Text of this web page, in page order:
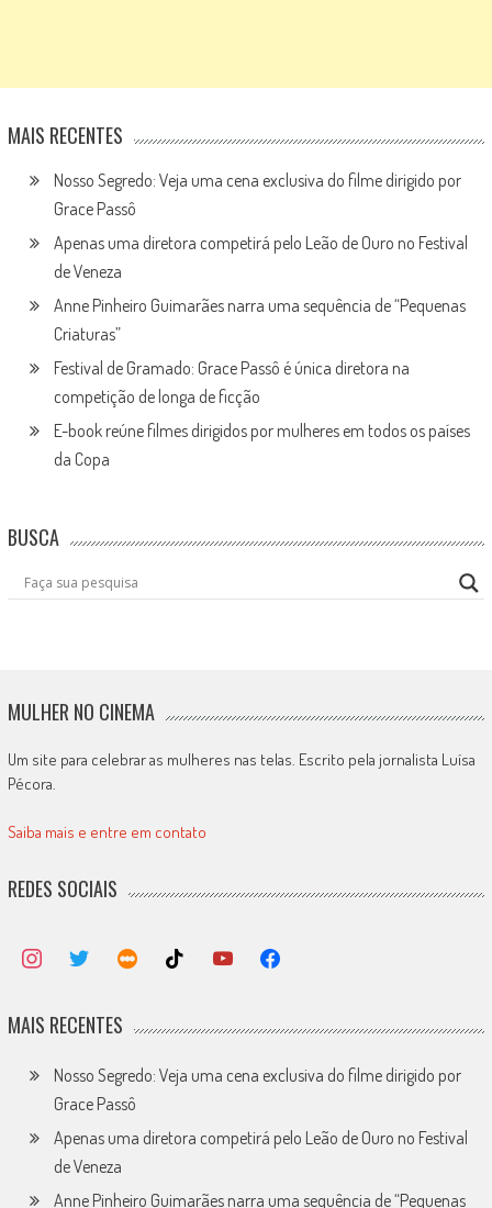
MAIS RECENTES
Nosso Segredo: Veja uma cena exclusiva do filme dirigido por
Grace Passô
Apenas uma diretora competirá pelo Leão de Ouro no Festival
de Veneza
Anne Pinheiro Guimarães narra uma sequência de “Pequenas
Criaturas”
Festival de Gramado: Grace Passô é única diretora na
competição de longa de ficção
E-book reúne filmes dirigidos por mulheres em todos os países
da Copa
BUSCA
MULHER NO CINEMA
Um site para celebrar as mulheres nas telas. Escrito pela jornalista Luísa
Pécora.
Saiba mais e entre em contato
REDES SOCIAIS
MAIS RECENTES
Nosso Segredo: Veja uma cena exclusiva do filme dirigido por
Grace Passô
Apenas uma diretora competirá pelo Leão de Ouro no Festival
de Veneza
Anne Pinheiro Guimarães narra uma sequência de “Pequenas